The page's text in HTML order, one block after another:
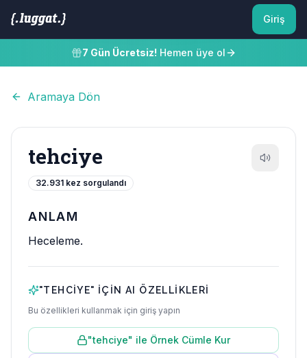
Giriş
7 Gün Ücretsiz! Hemen üye ol
Aramaya Dön
tehciye
32.931 kez sorgulandı
ANLAM
Heceleme.
"TEHCIYE" IÇIN AI ÖZELLIKLERI
Bu özellikleri kullanmak için giriş yapın
"tehciye" ile Örnek Cümle Kur